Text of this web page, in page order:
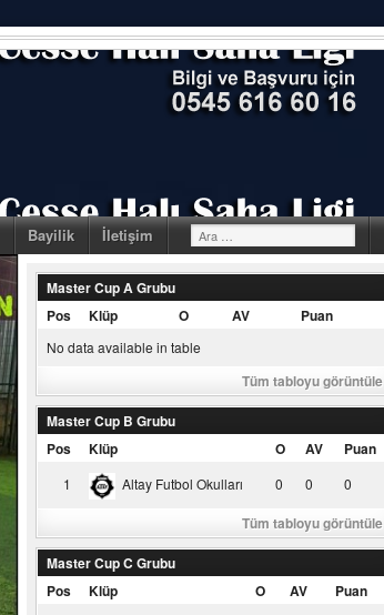
Bayilik İletişim Arama:
Master Cup A Grubu
Pos
Klüp O AV Puan
No data available in table
Tüm tabloyu görüntüle
Master Cup B Grubu
Pos
Klüp O AV Puan
1 Altay Futbol Okulları 0 0 0
Tüm tabloyu görüntüle
Master Cup C Grubu
Pos
Klüp O AV Puan